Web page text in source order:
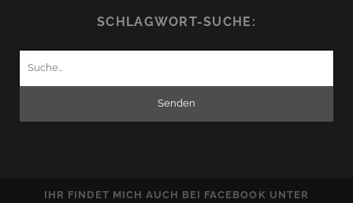
SCHLAGWORT-SUCHE:
IHR FINDET MICH AUCH BEI FACEBOOK UNTER